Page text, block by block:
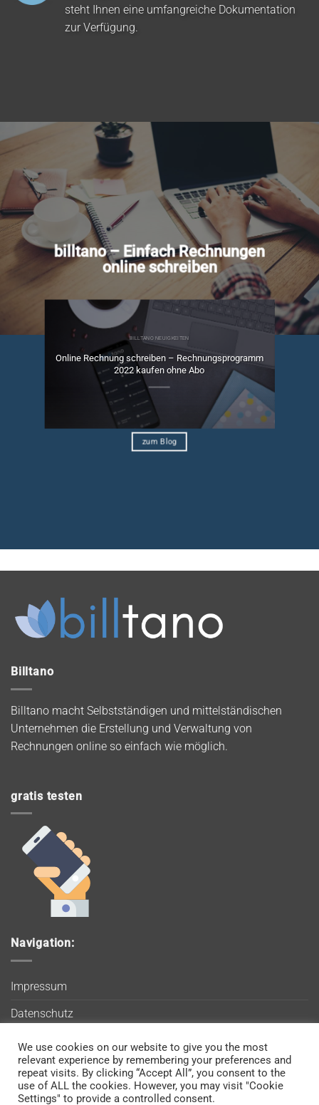
steht Ihnen eine umfangreiche Dokumentation
zur Verfügung.
billtano – Einfach Rechnungen
online schreiben
BILLTANO NEUIGKEITEN
Online Rechnung schreiben – Rechnungsprogramm
2022 kaufen ohne Abo
zum Blog
Billtano
Billtano macht Selbstständigen und mittelständischen
Unternehmen die Erstellung und Verwaltung von
Rechnungen online so einfach wie möglich.
gratis testen
Navigation:
Impressum
Datenschutz
AGB
Blog
Kontakt
We use cookies on our website to give you the most
relevant experience by remembering your preferences and
repeat visits. By clicking “Accept All”, you consent to the
use of ALL the cookies. However, you may visit "Cookie
Settings" to provide a controlled consent.
Wir verwenden Cookies, um sicherzustellen, dass Sie auf
unserer Website die bestmögliche Erfahrung machen. Wenn
Sie diese Website weiterhin nutzen, gehen wir davon aus, dass